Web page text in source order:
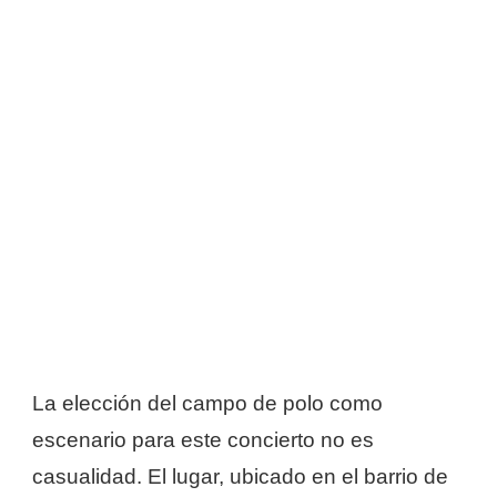
La elección del campo de polo como
escenario para este concierto no es
casualidad. El lugar, ubicado en el barrio de